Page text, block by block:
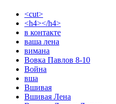
<cut>
<h4></h4>
в контакте
ваша лена
вимана
Вовка Павлов 8-10
Война
вша
Вшивая
Вшивая Лена